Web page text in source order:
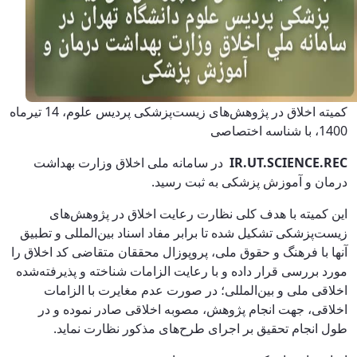
کمیته اخلاق در پژوهش‌های زیست‌پزشکی پردیس علوم، 14 تیرماه
1400، با شناسه اختصاصی
IR.UT.SCIENCE.REC در سامانه ملی اخلاق وزارت بهداشت
درمان و آموزش پزشکی به ثبت رسید.
این کمیته با هدف کلی نظارت رعایت اخلاق در پژوهش‌های
زیست‌پزشکی تشکیل شده تا برابر مفاد اسناد بین‌المللی و تطبیق
آنها با فرهنگ و حقوق ملی، پروپوزال محققان متقاضی کد اخلاق را
مورد بررسی قرار داده و با رعایت الزامات شناخته و پذیرفته‌شده
اخلاقی ملی و بین‌المللی؛ در صورت عدم مغایرت با الزامات
اخلاقی، جهت انجام پژوهش، مصوبه اخلاقی صادر نموده و در
طول انجام تحقیق بر اجرای طرح‌های مذکور نظارت نماید‌‌‌‌‌‌‌.